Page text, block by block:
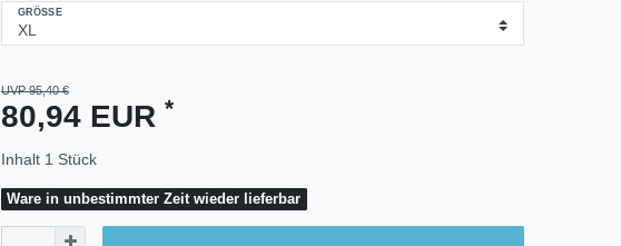
GRÖSSE
UVP 95,40 €
80,94 EUR *
Inhalt 1 Stück
Ware in unbestimmter Zeit wieder lieferbar